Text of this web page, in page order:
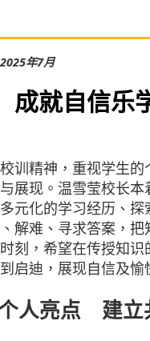
年7月
就自信乐
训精神，重视学生
展现。温雪莹校长
元化的学习经历、
解难、寻求答案，
刻，希望在传授知识
启迪，展现自信及愉
人亮点 建立